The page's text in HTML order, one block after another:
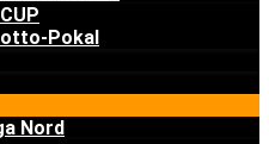
Pokal
Nord